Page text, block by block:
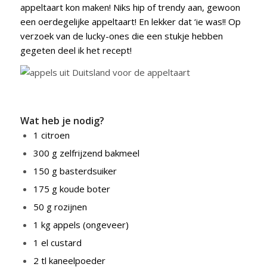
appeltaart kon maken! Niks hip of trendy aan, gewoon
een oerdegelijke appeltaart! En lekker dat ‘ie was!! Op
verzoek van de lucky-ones die een stukje hebben
gegeten deel ik het recept!
Wat heb je nodig?
1 citroen
300 g zelfrijzend bakmeel
150 g basterdsuiker
175 g koude boter
50 g rozijnen
1 kg appels (ongeveer)
1 el custard
2 tl kaneelpoeder